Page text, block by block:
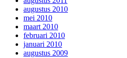
augustus 2010
mei 2010
maart 2010
februari 2010
januari 2010
augustus 2009